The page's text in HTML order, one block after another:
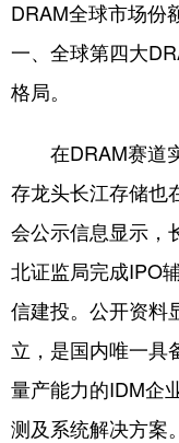
DRAM全球市场份
一、全球第四大
格局。
在DRAM赛道实
存龙头长江存储也
会公示信息显示，
北证监局完成IPO
信建投。公开资料
立，是国内唯一具
量产能力的IDM企
测及系统解决方案